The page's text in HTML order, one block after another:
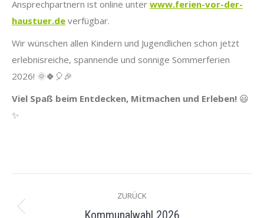
Ansprechpartnern ist online unter www.ferien-vor-der-
haustuer.de verfügbar.
Wir wünschen allen Kindern und Jugendlichen schon jetzt
erlebnisreiche, spannende und sonnige Sommerferien
2026! 🌞🍀🎈🎉
Viel Spaß beim Entdecken, Mitmachen und Erleben! 😃
✨
KOMMENTARNAVIGATION
ZURÜCK
Vorheriger
Kommunalwahl 2026